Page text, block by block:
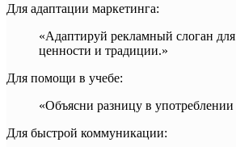
Для адаптации маркетинга:
«Адаптируй рекламный слоган
ценности и традиции.»
Для помощи в учебе:
«Объясни разницу в
Для быстрой коммуникации: